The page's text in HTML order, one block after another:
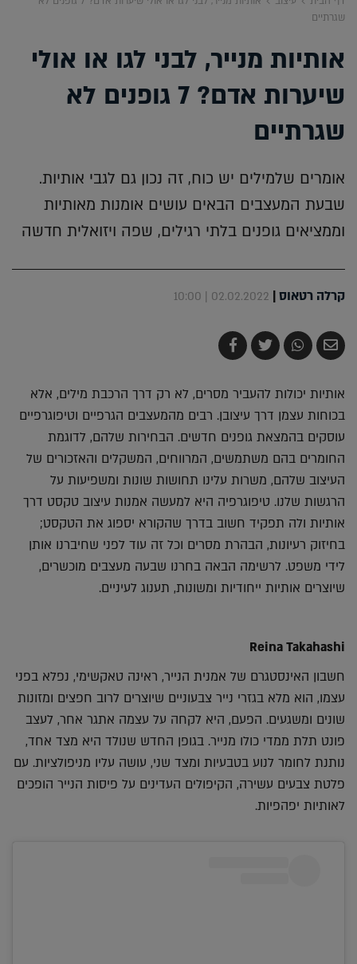
שגרתיים
אותיות מנייר, לבני לגו או אולי
שיערות אדם? 7 גופנים לא
שגרתיים
אומרים שלמילים יש כוח, זה נכון גם לגבי אותיות.
שבעת המעצבים הבאים עושים אומנות מאותיות
וממציאים גופנים בלתי רגילים, שפה ויזואלית חדשה
קרלה רטאוס|
02.02.2022 | 10:00
שלח
בדואר
שתף
ב-
צייץ
ב-
שתף
ב-
אותיות יכולות להעביר מסרים, לא רק דרך הרכבת מילים, אלא
בכוחות עצמן דרך עיצובן. רבים מהמעצבים הגרפיים וטיפוגרפיים
עוסקים בהמצאת גופנים חדשים. הבחירות שלהם, לדוגמת
החומרים בהם משתמשים, המרווחים, המשקלים והאזכורים של
העיצוב שלהם, משרות עלינו תחושות שונות ומשפיעות על
הרגשות שלנו. טיפוגרפיה היא למעשה אמנות עיצוב טקסט דרך
אותיות ולה תפקיד חשוב בדרך שהקורא יספוג את הטקסט;
בחיזוק רעיונות, הבהרת מסרים וכל זה עוד לפני שחיברנו אותן
לידי משפט. לרשימה הבאה בחרנו שבעה מעצבים מוכשרים,
שיוצרים אותיות ייחודיות ומשונות, תענוג לעיניים.
Reina Takahashi
חשבון האינסטגרם של אמנית הנייר, ראינה טאקשימי, נפלא בפני
עצמו, הוא מלא בגזרי נייר צבעוניים שיוצרים לרוב חפצים ומזונות
שונים ומשגעים. הפעם, היא לקחה על עצמה אתגר אחר, לעצב
פונט תלת ממדי כולו מנייר. בגופן החדש שנולד היא מצד אחד,
נותנת לחומר לנוע בטבעיות ומצד שני, עושה עליו מניפולציות. עם
פלטת צבעים עשירה, הקיפולים העדינים על פיסות הנייר הופכים
לאותיות יפהפיות.